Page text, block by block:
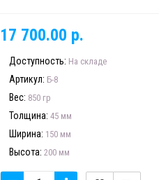
17 700.00 р.
Доступность: На складе
Артикул: Б-8
Вес: 850 гр
Толщина: 45 мм
Ширина: 150 мм
Высота: 200 мм